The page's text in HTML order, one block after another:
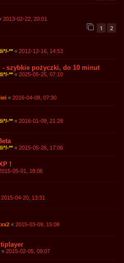
2013-02-22, 20:01
1 2
** « 2012-12-16, 14:53
- szybkie pożyczki, do 10 minut
** « 2025-05-25, 07:10
« 2016-04-08, 07:30
** « 2016-01-09, 21:28
** « 2015-05-26, 17:06
!
05-01, 18:06
2015-04-20, 13:31
« 2015-03-09, 15:08
« 2015-02-05, 09:07